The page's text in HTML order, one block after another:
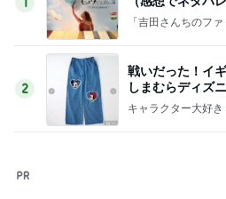
Amebaトピックス 13時
3年間も放置していた
Amebaトピックス 1日前